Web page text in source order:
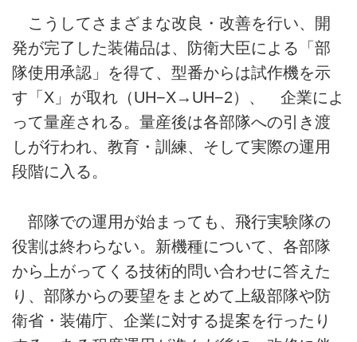
こうしてさまざまな改良・改善を行い、開
発が完了した装備品は、防衛大臣による「部
隊使用承認」を得て、型番からは試作機を示
す「X」が取れ（UH−X→UH−2）、 企業によ
って量産される。量産後は各部隊への引き渡
しが行われ、教育・訓練、そして実際の運用
段階に入る。
部隊での運用が始まっても、飛行実験隊の
役割は終わらない。新機種について、各部隊
から上がってくる技術的問い合わせに答えた
り、部隊からの要望をまとめて上級部隊や防
衛省・装備庁、企業に対する提案を行ったり